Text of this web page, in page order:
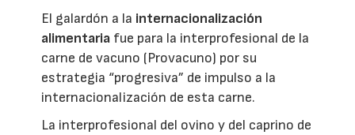
El galardón a la internacionalización
alimentaria fue para la interprofesional de la
carne de vacuno (Provacuno) por su
estrategia “progresiva” de impulso a la
internacionalización de esta carne.
La interprofesional del ovino y del caprino de